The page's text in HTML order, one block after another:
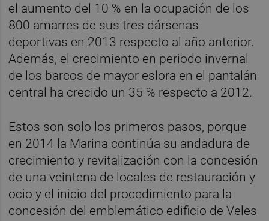
el aumento del 10 % en la ocupación de los
800 amarres de sus tres dársenas
deportivas en 2013 respecto al año anterior.
Además, el crecimiento en periodo invernal
de los barcos de mayor eslora en el pantalán
central ha crecido un 35 % respecto a 2012.
Estos son solo los primeros pasos, porque
en 2014 la Marina continúa su andadura de
crecimiento y revitalización con la concesión
de una veintena de locales de restauración y
ocio y el inicio del procedimiento para la
concesión del emblemático edificio de Veles